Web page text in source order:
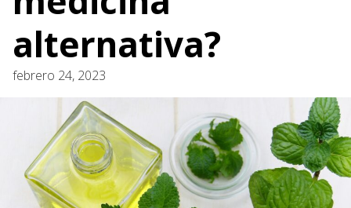
alternativa?
febrero 24, 2023